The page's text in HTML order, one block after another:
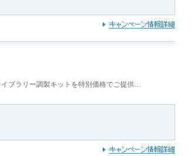
ブラリー調製キットを特別価格でご提供…